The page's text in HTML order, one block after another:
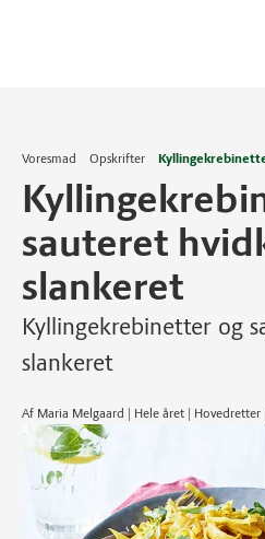
Voresmad Opskrifter
sauteret
slankeret
Kyllingekrebinetter og
slankeret
Af Maria Melgaard | Hele året | Hovedretter